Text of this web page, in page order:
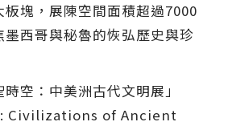
板塊，展陳空間面積超過7000
西哥與秘魯的恢弘歷史與珍
空：中美洲古代文明展」
Civilizations of Ancient